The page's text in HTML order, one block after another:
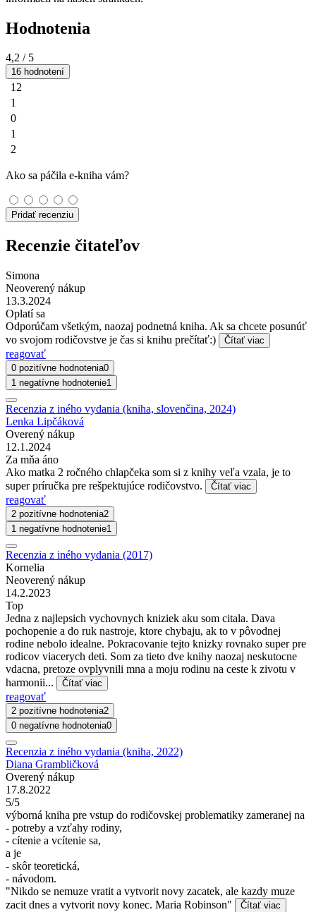
Hodnotenia
4,2 / 5
16 hodnotení
12
1
0
1
2
Ako sa páčila e-kniha vám?
Pridať recenziu
Recenzie čitateľov
Simona
Neoverený nákup
13.3.2024
Oplatí sa
Odporúčam všetkým, naozaj podnetná kniha. Ak sa chcete posunúť
vo svojom rodičovstve je čas si knihu prečítať:)
Čítať viac
reagovať
0 pozitívne hodnotenia0
1 negatívne hodnotenie1
Recenzia z iného vydania (kniha, slovenčina, 2024)
Lenka Lipčáková
Overený nákup
12.1.2024
Za mňa áno
Ako matka 2 ročného chlapčeka som si z knihy veľa vzala, je to
super príručka pre rešpektujúce rodičovstvo.
Čítať viac
reagovať
2 pozitívne hodnotenia2
1 negatívne hodnotenie1
Recenzia z iného vydania (2017)
Kornelia
Neoverený nákup
14.2.2023
Top
Jedna z najlepsich vychovnych kniziek aku som citala. Dava
pochopenie a do ruk nastroje, ktore chybaju, ak to v pôvodnej
rodine nebolo idealne. Pokracovanie tejto knizky rovnako super pre
rodicov viacerych deti. Som za tieto dve knihy naozaj neskutocne
vdacna, pretoze ovplyvnili mna a moju rodinu na ceste k zivotu v
harmonii...
Čítať viac
reagovať
2 pozitívne hodnotenia2
0 negatívne hodnotenia0
Recenzia z iného vydania (kniha, 2022)
Diana Grambličková
Overený nákup
17.8.2022
5/5
výborná kniha pre vstup do rodičovskej problematiky zameranej na
- potreby a vzťahy rodiny,
- cítenie a vcítenie sa,
a je
- skôr teoretická,
- návodom.
"Nikdo se nemuze vratit a vytvorit novy zacatek, ale kazdy muze
zacit dnes a vytvorit novy konec. Maria Robinson"
Čítať viac